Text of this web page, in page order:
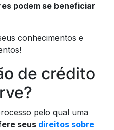
podem se beneficiar
conhecimentos e
de crédito
pelo qual uma
seus direitos sobre